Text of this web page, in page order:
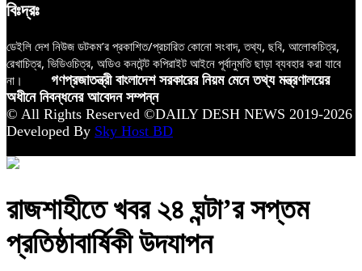
বিঃদ্রঃ
ডেইলি দেশ নিউজ ডটকম’র প্রকাশিত/প্রচারিত কোনো সংবাদ, তথ্য, ছবি, আলোকচিত্র,
রেখাচিত্র, ভিডিওচিত্র, অডিও কনটেন্ট কপিরাইট আইনে পূর্বানুমতি ছাড়া ব্যবহার করা যাবে
না।
গণপ্রজাতন্ত্রী বাংলাদেশ সরকারের নিয়ম মেনে তথ্য মন্ত্রণালয়ের
অধীনে নিবন্ধনের আবেদন সম্পন্ন
© All Rights Reserved ©DAILY DESH NEWS 2019-2026
Developed By Sky Host BD
রাজশাহীতে খবর ২৪ ঘন্টা’র সপ্তম
প্রতিষ্ঠাবার্ষিকী উদযাপন